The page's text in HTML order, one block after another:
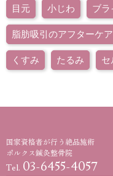
目元 小じわ ブ
脂肪吸引のアフターケア
くすみ たるみ セ
国家資格者が行う絶品施術
ポルクス鍼灸整骨院
Tel. 03-6455-4057